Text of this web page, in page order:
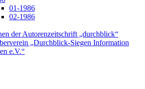
01-1986
02-1986
der Autorenzeitschrift „durchblick“
„Durchblick-Siegen Information
e.V.“